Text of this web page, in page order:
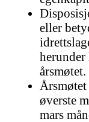
eller
herunder
årsmøtet.
øverste
mars